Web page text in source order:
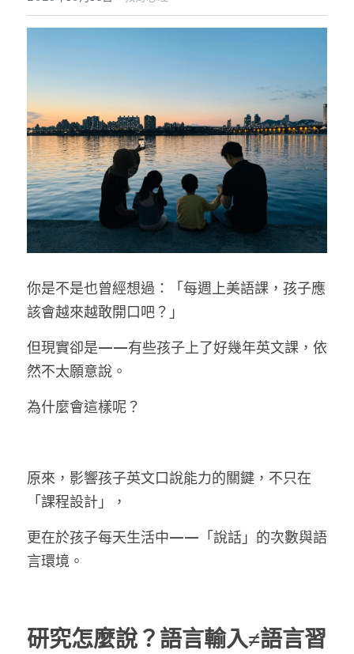
你是不是也曾經想過：「每週上美語課，孩子應
該會越來越敢開口吧？」
但現實卻是——有些孩子上了好幾年英文課，依
然不太願意說。
為什麼會這樣呢？
原來，影響孩子英文口說能力的關鍵，不只在
「課程設計」，
更在於孩子每天生活中——「說話」的次數與語
言環境。
研究怎麼說？語言輸入≠語言習